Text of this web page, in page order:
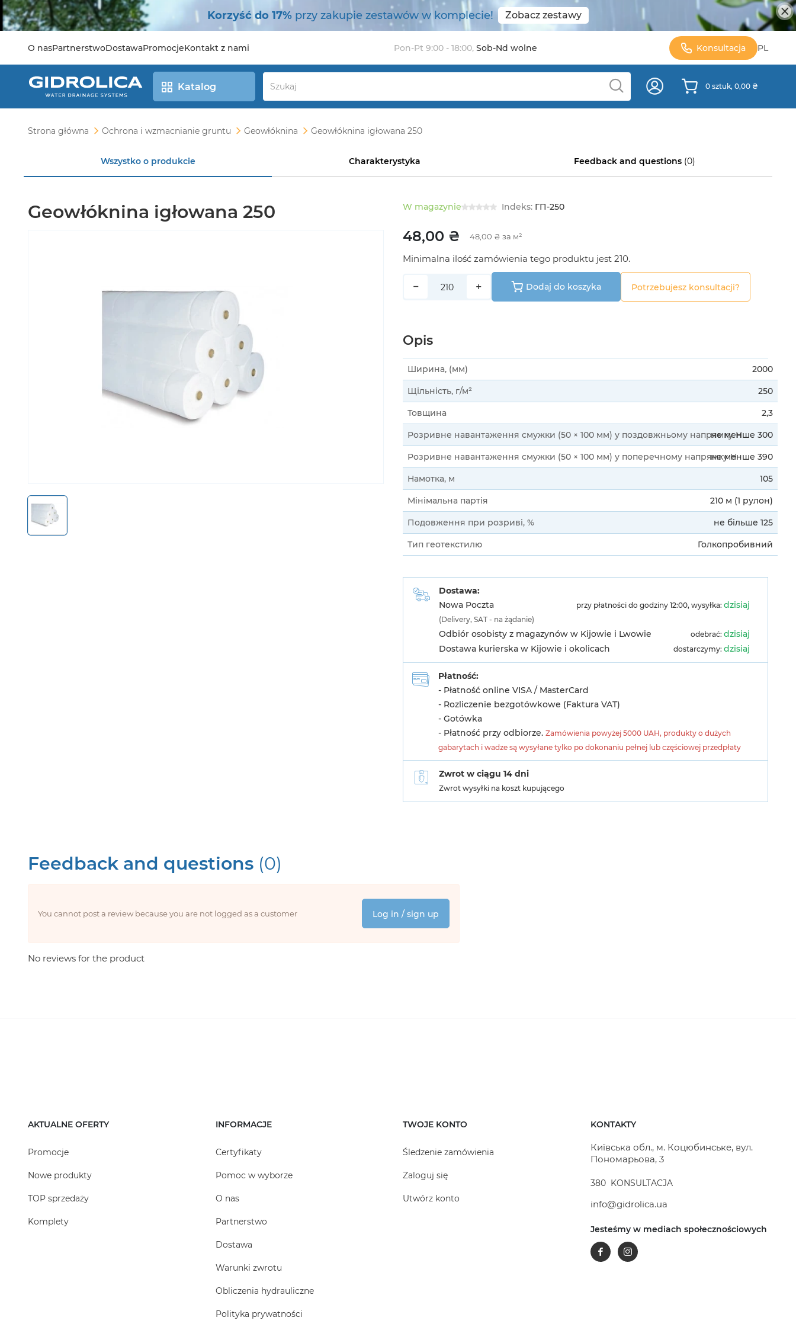
Korzyść do 17% przy zakupie zestawów w komplecie! Zobacz zestawy
O nasPartnerstwoDostawaPromocjeKontakt z nami Pon-Pt 9:00 - 18:00, Sob-Nd wolne Konsultacja PL
Katalog 0 sztuk, 0,00 ₴
Strona główna Ochrona i wzmacnianie gruntu Geowłóknina Geowłóknina igłowana 250
Wszystko o produkcie Charakterystyka Feedback and questions (0)
Geowłóknina igłowana 250 W magazynie Indeks: ГП-250
48,00 ₴ 48,00 ₴ за м²
Minimalna ilość zamówienia tego produktu jest 210.
− + Dodaj do koszyka Potrzebujesz konsultacji?
Opis
Ширина, (мм) 2000
Щільність, г/м² 250
Товщина 2,3
Розривне навантаження смужки (50 × 100 мм) у поздовжньому напрямку Hне менше 300
Розривне навантаження смужки (50 × 100 мм) у поперечному напрямку Hне менше 390
Намотка, м 105
Мінімальна партія 210 м (1 рулон)
Подовження при розриві, % не більше 125
Тип геотекстилю Голкопробивний
Dostawa:
Nowa Poczta
(Delivery, SAT - na żądanie)
przy płatności do godziny 12:00, wysyłka: dzisiaj
Odbiór osobisty z magazynów w Kijowie i Lwowie odebrać: dzisiaj
Dostawa kurierska w Kijowie i okolicach
dostarczymy: dzisiaj
Płatność:
- Płatność online VISA / MasterCard
- Rozliczenie bezgotówkowe (Faktura VAT)
- Gotówka
- Płatność przy odbiorze. Zamówienia powyżej 5000 UAH, produkty o dużych
gabarytach i wadze są wysyłane tylko po dokonaniu pełnej lub częściowej przedpłaty
Zwrot w ciągu 14 dni
Zwrot wysyłki na koszt kupującego
Feedback and questions (0)
You cannot post a review because you are not logged as a customer Log in / sign up
No reviews for the product
AKTUALNE OFERTY
Promocje
Nowe produkty
TOP sprzedaży
Komplety
INFORMACJE
Certyfikaty
Pomoc w wyborze
O nas
Partnerstwo
Dostawa
Warunki zwrotu
Obliczenia hydrauliczne
Polityka prywatności
TWOJE KONTO
Śledzenie zamówienia
Zaloguj się
Utwórz konto
KONTAKTY
Київська обл., м. Коцюбинське, вул.
Пономарьова, 3
380 KONSULTACJA
info@gidrolica.ua
Jesteśmy w mediach społecznościowych
FacebookInstagram